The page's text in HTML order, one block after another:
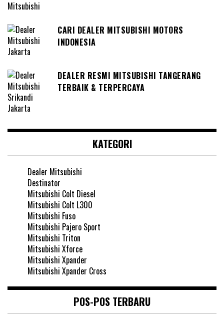
CARI DEALER MITSUBISHI MOTORS
INDONESIA
DEALER RESMI MITSUBISHI TANGERANG
TERBAIK & TERPERCAYA
KATEGORI
Dealer Mitsubishi
Destinator
Mitsubishi Colt Diesel
Mitsubishi Colt L300
Mitsubishi Fuso
Mitsubishi Pajero Sport
Mitsubishi Triton
Mitsubishi Xforce
Mitsubishi Xpander
Mitsubishi Xpander Cross
POS-POS TERBARU